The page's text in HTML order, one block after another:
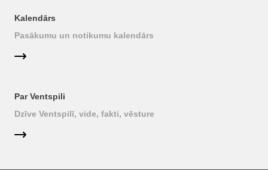
Kalendārs
Pasākumu un notikumu kalendārs
Par Ventspili
Dzīve Ventspilī, vide, fakti, vēsture